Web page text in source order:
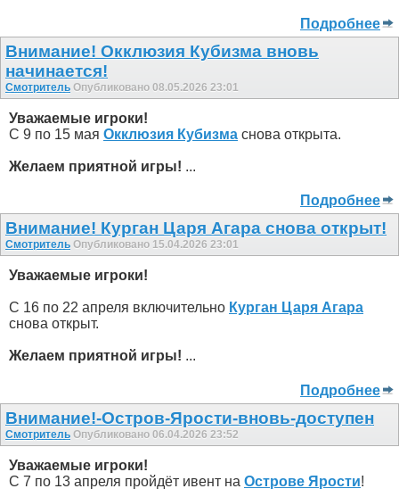
Подробнее
Внимание! Окклюзия Кубизма внoвь
начинается!
Смотритель Опубликовано 08.05.2026 23:01
Уважаемые игроки!
С 9 по 15 мая Окклюзия Кубизма снова открыта.
Желаем приятной игры! ...
Подробнее
Внимание! Курган Царя Агара снова открыт!
Смотритель Опубликовано 15.04.2026 23:01
Уважаемые игроки!
С 16 по 22 апреля включительно Курган Царя Агара
снова открыт.
Желаем приятной игры! ...
Подробнее
Внимание!-Остров-Ярости-вновь-доступен
Смотритель Опубликовано 06.04.2026 23:52
Уважаемые игроки!
С 7 по 13 апреля пройдёт ивент на Острове Ярости!